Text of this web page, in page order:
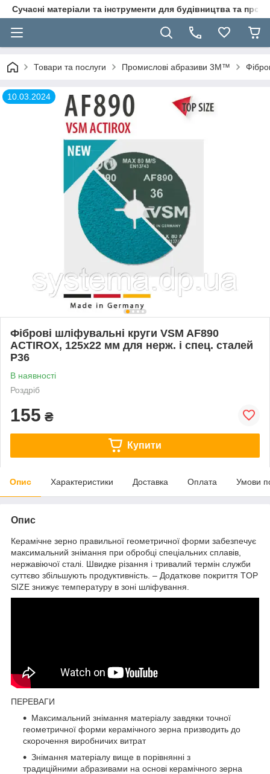
Сучасні матеріали та інструменти для будівництва та
Товари та послуги Промислові абразиви 3M™
10.03.2024
Фіброві шліфувальні круги VSM AF890
ACTIROX, 125х22 мм для нерж. і спец. сталей
P36
В наявності
Роздріб
155 ₴
Купити
Опис Характеристики Доставка Оплата Умови
Опис
Керамічне зерно правильної геометричної форми забезпечує
максимальний знімання при обробці спеціальних сплавів,
нержавіючої сталі. Швидке різання і тривалий термін служби
суттєво збільшують продуктивність. – Додаткове покриття TOP
SIZE знижує температуру в зоні шліфування.
ПЕРЕВАГИ
Максимальний знімання матеріалу завдяки точної
геометричної форми керамічного зерна призводить до
скорочення виробничих витрат
Знімання матеріалу вище в порівнянні з
традиційними абразивами на основі керамічного зерна